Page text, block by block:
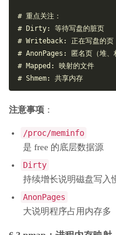
# 重点关注：
# Dirty: 等待写盘的脏页
# Writeback: 正在写盘的页
# AnonPages: 匿名页（堆、
# Mapped: 映射的文件
注意事项 ：
/proc/meminfo
是 free 的底层数据源
Dirty
持续增长说明磁盘写入
AnonPages
大说明程序占用内存多